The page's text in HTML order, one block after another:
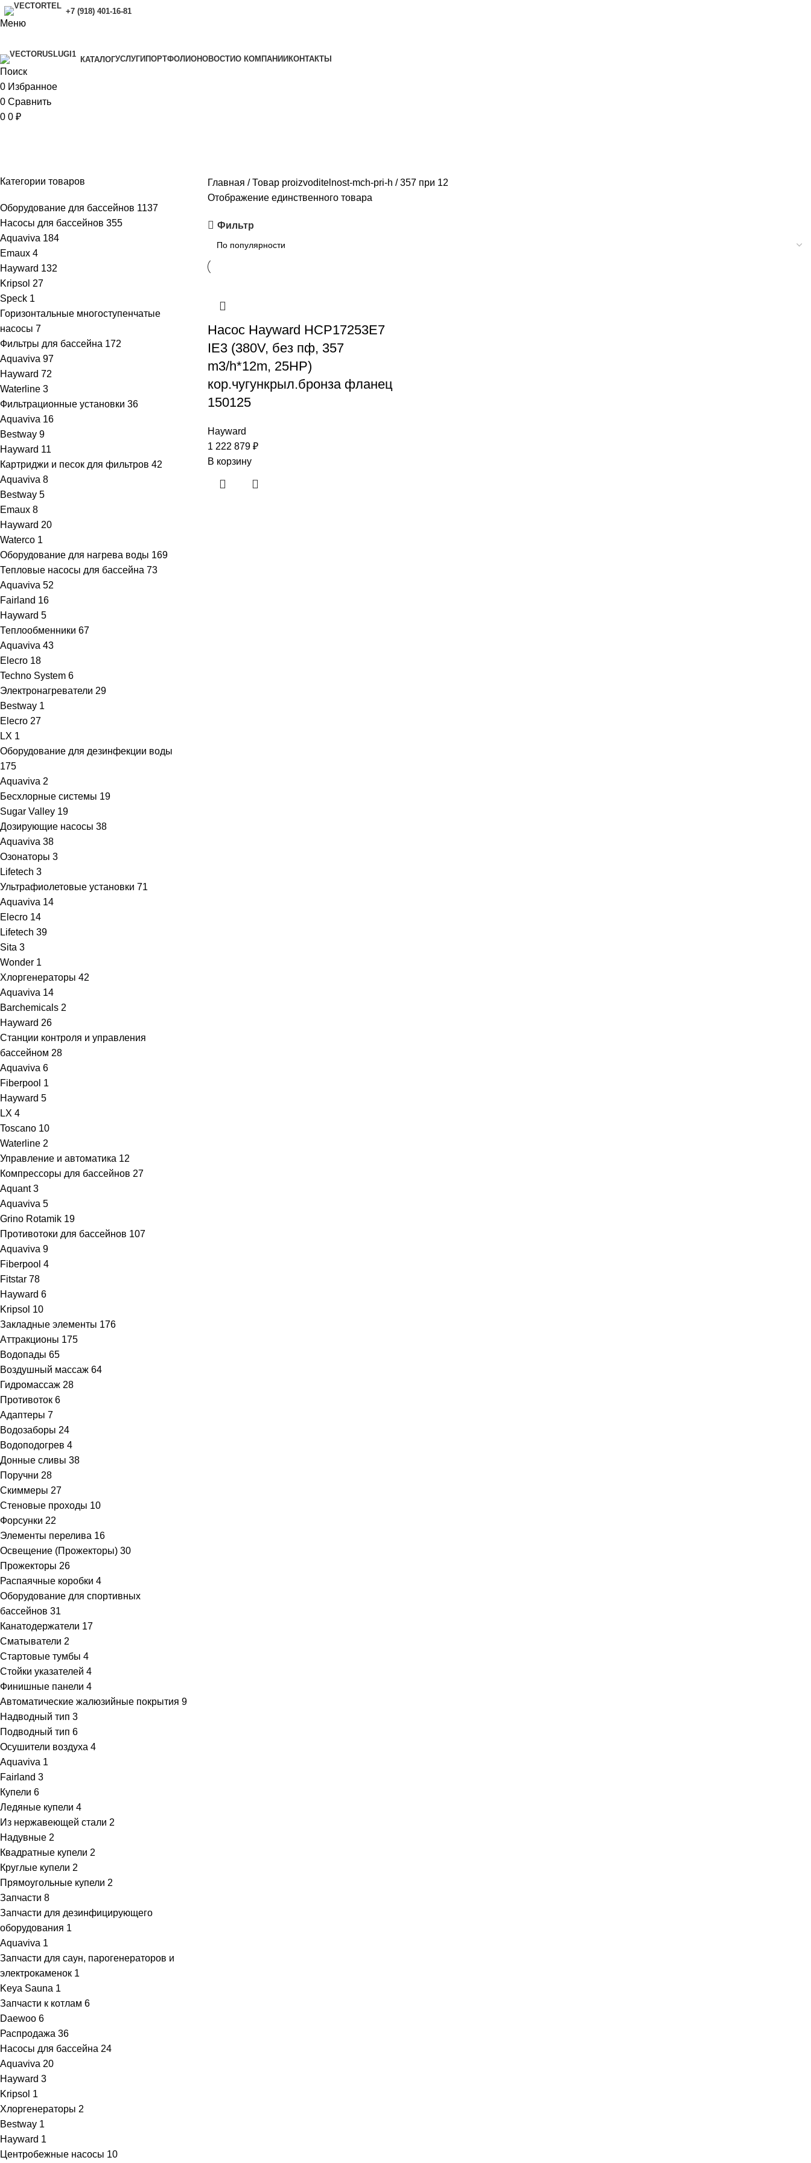
+7 (918) 401-16-81
Меню
КАТАЛОГУСЛУГИ ПОРТФОЛИОНОВОСТИO КОМПАНИИ КОНТАКТЫ
Поиск
0 Избранное
0 Сравнить
0 0 ₽
Категории товаров
Оборудование для бассейнов 1137
Насосы для бассейнов 355
Aquaviva 184
Emaux 4
Hayward 132
Kripsol 27
Speck 1
Горизонтальные многоступенчатые
насосы 7
Фильтры для бассейна 172
Aquaviva 97
Hayward 72
Waterline 3
Фильтрационные установки 36
Aquaviva 16
Bestway 9
Hayward 11
Картриджи и песок для фильтров 42
Aquaviva 8
Bestway 5
Emaux 8
Hayward 20
Waterco 1
Оборудование для нагрева воды 169
Тепловые насосы для бассейна 73
Aquaviva 52
Fairland 16
Hayward 5
Теплообменники 67
Aquaviva 43
Elecro 18
Techno System 6
Электронагреватели 29
Bestway 1
Elecro 27
LX 1
Оборудование для дезинфекции воды
175
Aquaviva 2
Бесхлорные системы 19
Sugar Valley 19
Дозирующие насосы 38
Aquaviva 38
Озонаторы 3
Lifetech 3
Ультрафиолетовые установки 71
Aquaviva 14
Elecro 14
Lifetech 39
Sita 3
Wonder 1
Хлоргенераторы 42
Aquaviva 14
Barchemicals 2
Hayward 26
Станции контроля и управления
бассейном 28
Aquaviva 6
Fiberpool 1
Hayward 5
LX 4
Toscano 10
Waterline 2
Управление и автоматика 12
Компрессоры для бассейнов 27
Aquant 3
Aquaviva 5
Grino Rotamik 19
Противотоки для бассейнов 107
Aquaviva 9
Fiberpool 4
Fitstar 78
Hayward 6
Kripsol 10
Закладные элементы 176
Аттракционы 175
Водопады 65
Воздушный массаж 64
Гидромассаж 28
Противоток 6
Адаптеры 7
Водозаборы 24
Водоподогрев 4
Донные сливы 38
Поручни 28
Скиммеры 27
Стеновые проходы 10
Форсунки 22
Элементы перелива 16
Освещение (Прожекторы) 30
Прожекторы 26
Распаячные коробки 4
Оборудование для спортивных
бассейнов 31
Канатодержатели 17
Сматыватели 2
Стартовые тумбы 4
Стойки указателей 4
Финишные панели 4
Автоматические жалюзийные покрытия 9
Надводный тип 3
Подводный тип 6
Осушители воздуха 4
Aquaviva 1
Fairland 3
Купели 6
Ледяные купели 4
Из нержавеющей стали 2
Надувные 2
Квадратные купели 2
Круглые купели 2
Прямоугольные купели 2
Запчасти 8
Запчасти для дезинфицирующего
оборудования 1
Aquaviva 1
Запчасти для саун, парогенераторов и
электрокаменок 1
Keya Sauna 1
Запчасти к котлам 6
Daewoo 6
Распродажа 36
Насосы для бассейна 24
Aquaviva 20
Hayward 3
Kripsol 1
Хлоргенераторы 2
Bestway 1
Hayward 1
Центробежные насосы 10
Главная Товар proizvoditelnost-mch-pri-h
357 при 12
Отображение единственного товара
Фильтр
Насос Hayward HCP17253E7
IE3 (380V, без пф, 357
m3/h*12m, 25HP)
кор.чугункрыл.бронза фланец
150125
Hayward
1 222 879 ₽
В корзину